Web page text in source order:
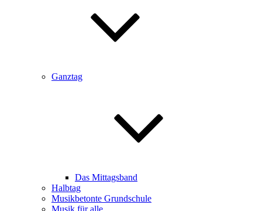
Ganztag
Das Mittagsband
Halbtag
Musikbetonte Grundschule
Musik für alle